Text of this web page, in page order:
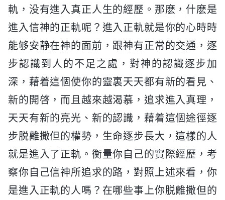
軌，没有進入真正人生的經歷。那麽，什麽是
進入信神的正軌呢？進入正軌就是你的心時時
能够安静在神的面前，跟神有正常的交通，逐
步認識到人的不足之處，對神的認識逐步加
深，藉着這個使你的靈裏天天都有新的看見、
新的開啓，而且越來越渴慕，追求進入真理，
天天有新的亮光、新的認識，藉着這個途徑逐
步脱離撒但的權勢，生命逐步長大，這樣的人
就是進入了正軌。衡量你自己的實際經歷，考
察你自己信神所追求的路，對照上述來看，你
是進入正軌的人嗎？在哪些事上你脱離撒但的